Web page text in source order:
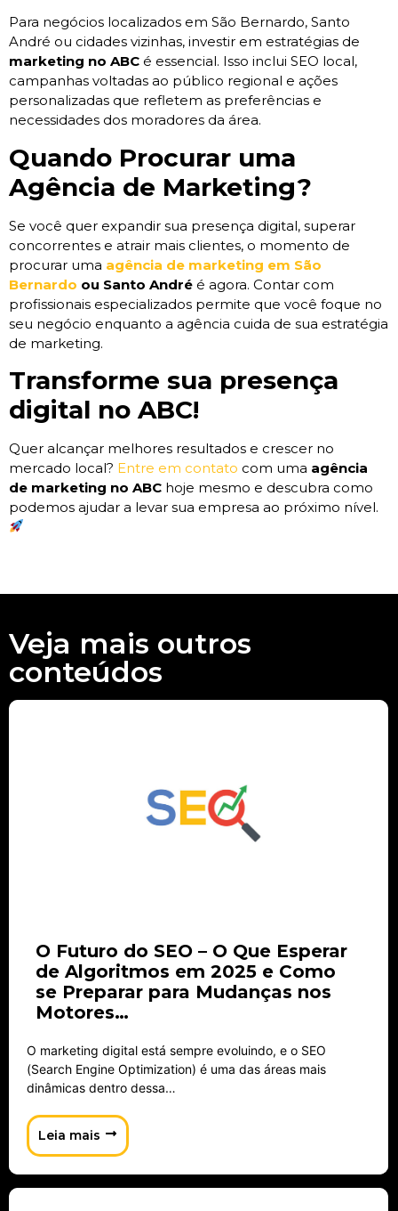
Para negócios localizados em São Bernardo, Santo
André ou cidades vizinhas, investir em estratégias de
marketing no ABC é essencial. Isso inclui SEO local,
campanhas voltadas ao público regional e ações
personalizadas que refletem as preferências e
necessidades dos moradores da área.
Quando Procurar uma
Agência de Marketing?
Se você quer expandir sua presença digital, superar
concorrentes e atrair mais clientes, o momento de
procurar uma agência de marketing em São
Bernardo ou Santo André é agora. Contar com
profissionais especializados permite que você foque no
seu negócio enquanto a agência cuida de sua estratégia
de marketing.
Transforme sua presença
digital no ABC!
Quer alcançar melhores resultados e crescer no
mercado local? Entre em contato com uma agência
de marketing no ABC hoje mesmo e descubra como
podemos ajudar a levar sua empresa ao próximo nível.
Veja mais outros
conteúdos
O Futuro do SEO – O Que Esperar
de Algoritmos em 2025 e Como
se Preparar para Mudanças nos
Motores…
O marketing digital está sempre evoluindo, e o SEO
(Search Engine Optimization) é uma das áreas mais
dinâmicas dentro dessa…
Leia mais